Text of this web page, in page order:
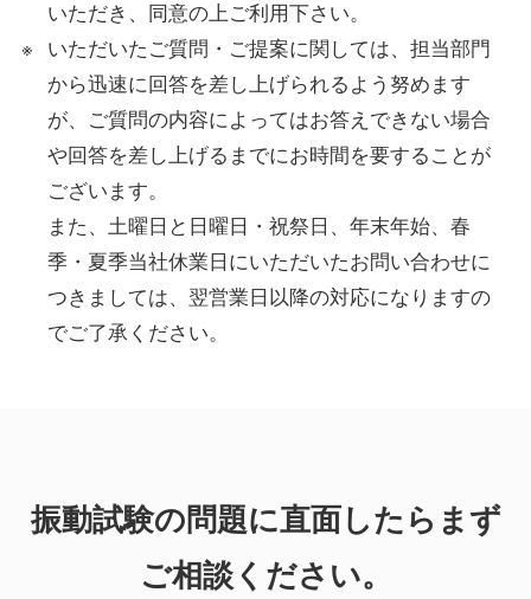
いただき、同意の上ご利用下さい。
いただいたご質問・ご提案に関しては、担当部門
から迅速に回答を差し上げられるよう努めます
が、ご質問の内容によってはお答えできない場合
や回答を差し上げるまでにお時間を要することが
ございます。
また、土曜日と日曜日・祝祭日、年末年始、春
季・夏季当社休業日にいただいたお問い合わせに
つきましては、翌営業日以降の対応になりますの
でご了承ください。
振動試験の問題に直面したらまず
ご相談ください。